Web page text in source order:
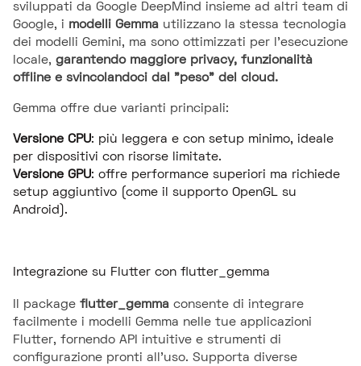
sviluppati da Google DeepMind insieme ad altri team di
Google, i modelli Gemma utilizzano la stessa tecnologia
dei modelli Gemini, ma sono ottimizzati per l'esecuzione
locale, garantendo maggiore privacy, funzionalità
offline e svincolandoci dal "peso" del cloud.
Gemma offre due varianti principali:
Versione CPU: più leggera e con setup minimo, ideale
per dispositivi con risorse limitate.
Versione GPU: offre performance superiori ma richiede
setup aggiuntivo (come il supporto OpenGL su
Android).
Integrazione su Flutter con flutter_gemma
Il package flutter_gemma consente di integrare
facilmente i modelli Gemma nelle tue applicazioni
Flutter, fornendo API intuitive e strumenti di
configurazione pronti all'uso. Supporta diverse